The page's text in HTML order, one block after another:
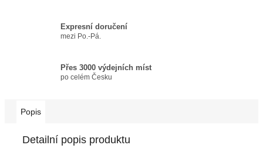
Expresní doručení
mezi Po.-Pá.
Přes 3000 výdejních míst
po celém Česku
Popis
Detailní popis produktu